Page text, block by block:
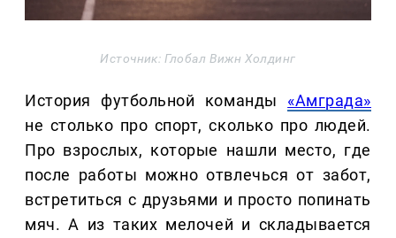
Источник: Глобал Вижн Холдинг
История футбольной команды «Амграда»
не столько про спорт, сколько про людей.
Про взрослых, которые нашли место, где
после работы можно отвлечься от забот,
встретиться с друзьями и просто попинать
мяч. А из таких мелочей и складывается